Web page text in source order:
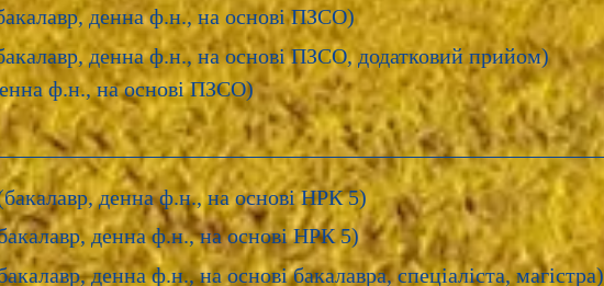
денна ф.н., на основі ПЗСО)
денна ф.н., на основі ПЗСО, додатковий прийом)
ф.н., на основі ПЗСО)
денна ф.н., на основі НРК 5)
денна ф.н., на основі НРК 5)
денна ф.н., на основі бакалавра, спеціаліста, магістра)